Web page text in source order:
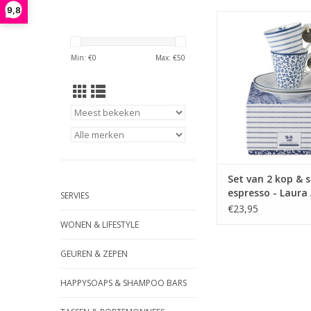
9,8
Min: €0 Max: €50
SERVIES
WONEN & LIFESTYLE
GEUREN & ZEPEN
HAPPYSOAPS & SHAMPOO BARS
verschillende
schotels is leuk om
geven door de
cadeaudoos van
de box zitten 2
Floris.
TOEVOEGEN AAN
Set van 2 kop &
espresso - Laura
€23,95